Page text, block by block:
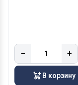
− +
В корзину